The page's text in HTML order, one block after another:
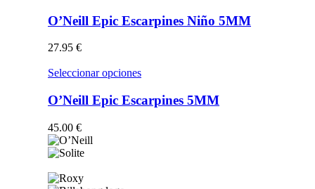
tiene
múltiples
opciones
se
pueden
elegir
O’Neill Epic Escarpines Niño 5MM
27.95 €
Seleccionar opcionesEste
tiene
múltiples
O’Neill Epic Escarpines 5MM
45.00 €